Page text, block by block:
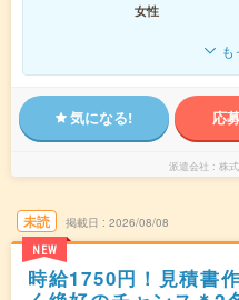
女性
気になる! 応
派遣会社 株
未読
NEW
掲載日 2026/08/08
時給1750円！見積書